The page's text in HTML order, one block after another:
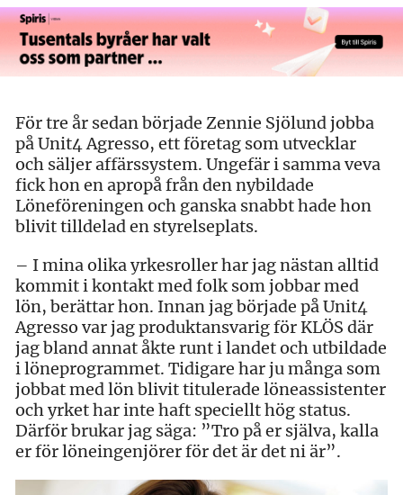
För tre år sedan började Zennie Sjölund jobba
på Unit4 Agresso, ett företag som utvecklar
och säljer affärssystem. Ungefär i samma veva
fick hon en apropå från den nybildade
Löneföreningen och ganska snabbt hade hon
blivit tilldelad en styrelseplats.
– I mina olika yrkesroller har jag nästan alltid
kommit i kontakt med folk som jobbar med
lön, berättar hon. Innan jag började på Unit4
Agresso var jag produktansvarig för KLÖS där
jag bland annat åkte runt i landet och utbildade
i löneprogrammet. Tidigare har ju många som
jobbat med lön blivit titulerade löneassistenter
och yrket har inte haft speciellt hög status.
Därför brukar jag säga: ”Tro på er själva, kalla
er för löneingenjörer för det är det ni är”.